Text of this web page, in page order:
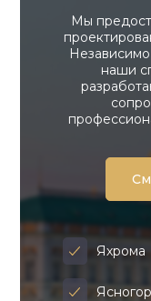
Мы
наши
Яхрома